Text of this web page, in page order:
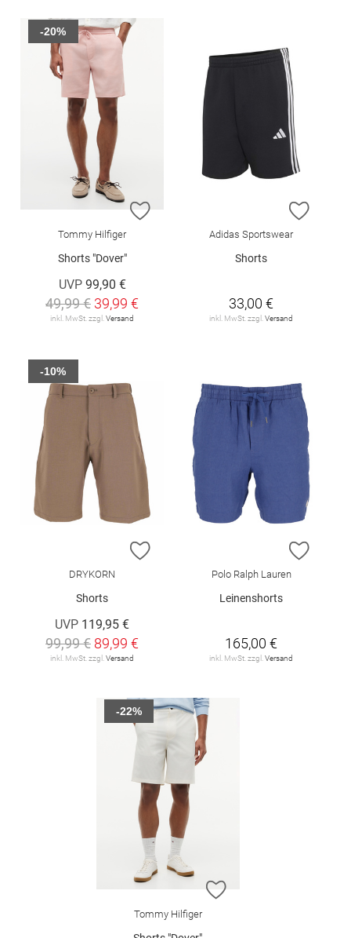
ZUR WUNSCHLISTE HINZUFÜGEN
Tommy Hilfiger
Shorts "Dover"
UVP 99,90 €
49,99 € 39,99 €
inkl. MwSt. zzgl. Versand
-20%
ZUR
Adidas Sportswear
Shorts
33,00 €
inkl. MwSt. zzgl. Versand
ZUR WUNSCHLISTE HINZUFÜGEN
DRYKORN
Shorts
UVP 119,95 €
99,99 € 89,99 €
inkl. MwSt. zzgl. Versand
-10%
ZUR
Polo Ralph Lauren
Leinenshorts
165,00 €
inkl. MwSt. zzgl. Versand
ZUR WUNSCHLISTE
Tommy Hilfiger
-22%